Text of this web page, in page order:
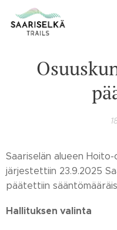
Saariselän alueen
järjestettiin 23.9.2025
päätettiin
Hallituksen valinta